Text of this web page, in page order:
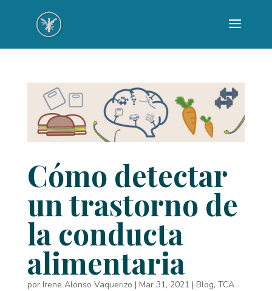
Cómo detectar
un trastorno de
la conducta
alimentaria
por Irene Alonso Vaquerizo | Mar 31, 2021 | Blog, TCA